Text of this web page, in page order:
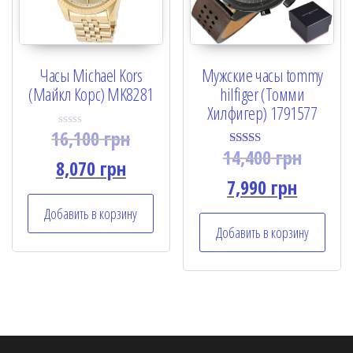
Часы Michael Kors
(Майкл Корс) MK8281
R
a
t
e
d
0
o
u
t
f
16,100грн
8,070грн
Добавить в корзину
Мужские часы tommy
hilfiger (Томми
Хилфигер) 1791577
Rated
4.50
out of 5
14,400грн
7,990 грн
Добавить в корзину